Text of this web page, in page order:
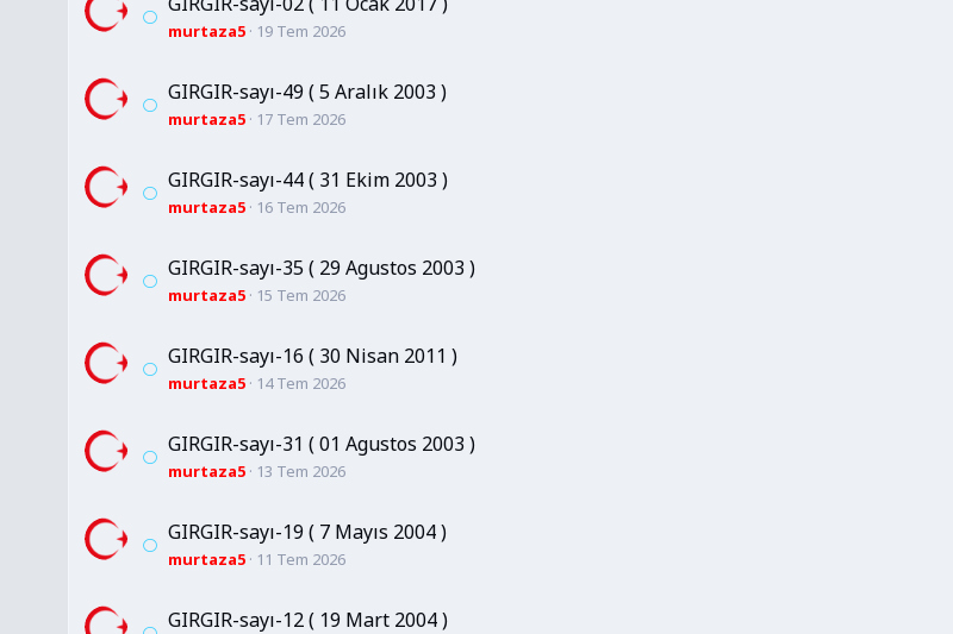
murtaza5 19 Tem 2026
GIRGIR-sayı-49 ( 5 Aralık 2003 )
murtaza5 17 Tem 2026
GIRGIR-sayı-44 ( 31 Ekim 2003 )
murtaza5 16 Tem 2026
GIRGIR-sayı-35 ( 29 Agustos 2003 )
murtaza5 15 Tem 2026
GIRGIR-sayı-16 ( 30 Nisan 2011 )
murtaza5 14 Tem 2026
GIRGIR-sayı-31 ( 01 Agustos 2003 )
murtaza5 13 Tem 2026
GIRGIR-sayı-19 ( 7 Mayıs 2004 )
murtaza5 11 Tem 2026
GIRGIR-sayı-12 ( 19 Mart 2004 )